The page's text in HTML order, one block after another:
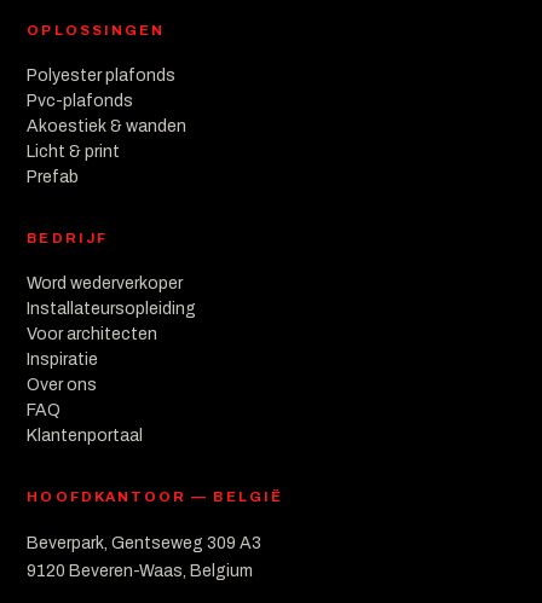
OPLOSSINGEN
Polyester plafonds
Pvc-plafonds
Akoestiek & wanden
Licht & print
Prefab
BEDRIJF
Word wederverkoper
Installateursopleiding
Voor architecten
Inspiratie
Over ons
FAQ
Klantenportaal
HOOFDKANTOOR — BELGIË
Beverpark, Gentseweg 309 A3
9120 Beveren-Waas, Belgium